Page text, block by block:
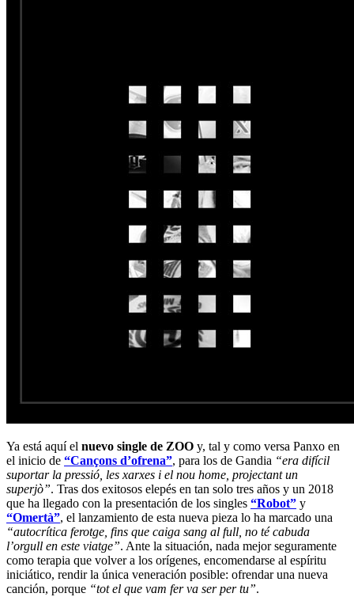
Ya está aquí el nuevo single de ZOO y, tal y como versa Panxo en
el inicio de “Cançons d’ofrena”, para los de Gandia “era difícil
suportar la pressió, les xarxes i el nou home, projectant un
superjò”. Tras dos exitosos elepés en tan solo tres años y un 2018
que ha llegado con la presentación de los singles “Robot” y
“Omertà”, el lanzamiento de esta nueva pieza lo ha marcado una
“autocrítica ferotge, fins que caiga sang al full, no té cabuda
l’orgull en este viatge”. Ante la situación, nada mejor seguramente
como terapia que volver a los orígenes, encomendarse al espíritu
iniciático, rendir la única veneración posible: ofrendar una nueva
canción, porque “tot el que vam fer va ser per tu”.